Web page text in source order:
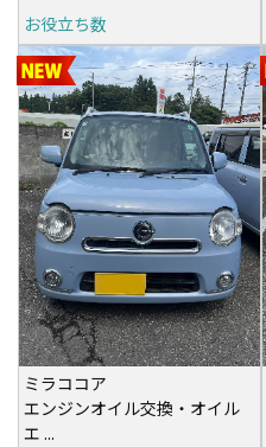
お役立ち数
ミラココア
エンジンオイル交換・オイル
エ ...